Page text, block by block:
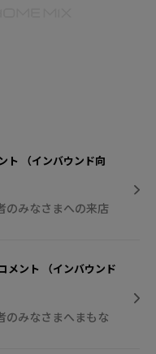
ト （インバウンド向
のみなさまへの来店
メント （インバウンド
のみなさまへまもな